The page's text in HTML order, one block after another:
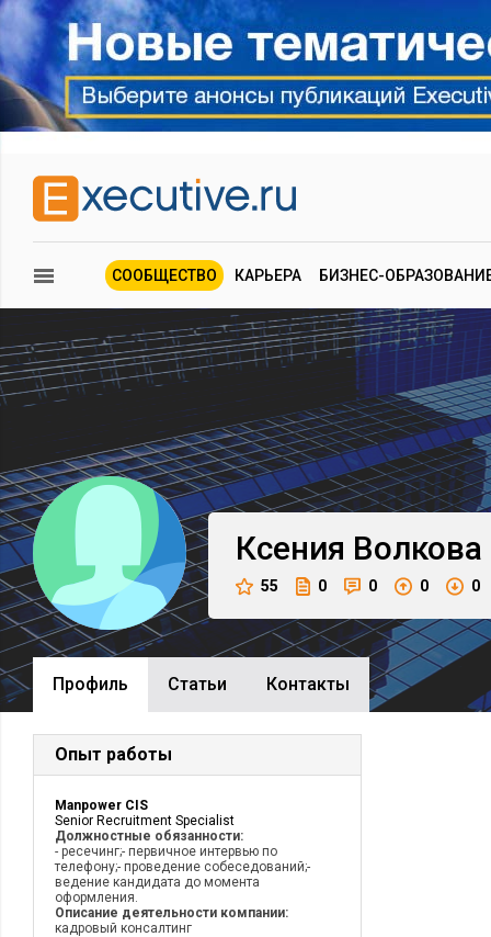
СООБЩЕСТВО КАРЬЕРА БИЗНЕС-
Ксения Волкова
55 0 0 0 0
Профиль Cтатьи Контакты
Опыт работы
Manpower CIS
Senior Recruitment Specialist
Должностные обязанности:
- ресечинг;- первичное интервью по
телефону;- проведение собеседований;-
ведение кандидата до момента
оформления.
Описание деятельности компании:
кадровый консалтинг